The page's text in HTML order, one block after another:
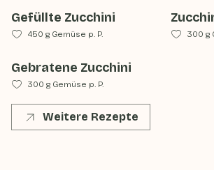
Gefüllte Zucchini
450 g Gemüse p. P. 300 g
Gebratene Zucchini
300 g Gemüse p. P.
Weitere Rezepte